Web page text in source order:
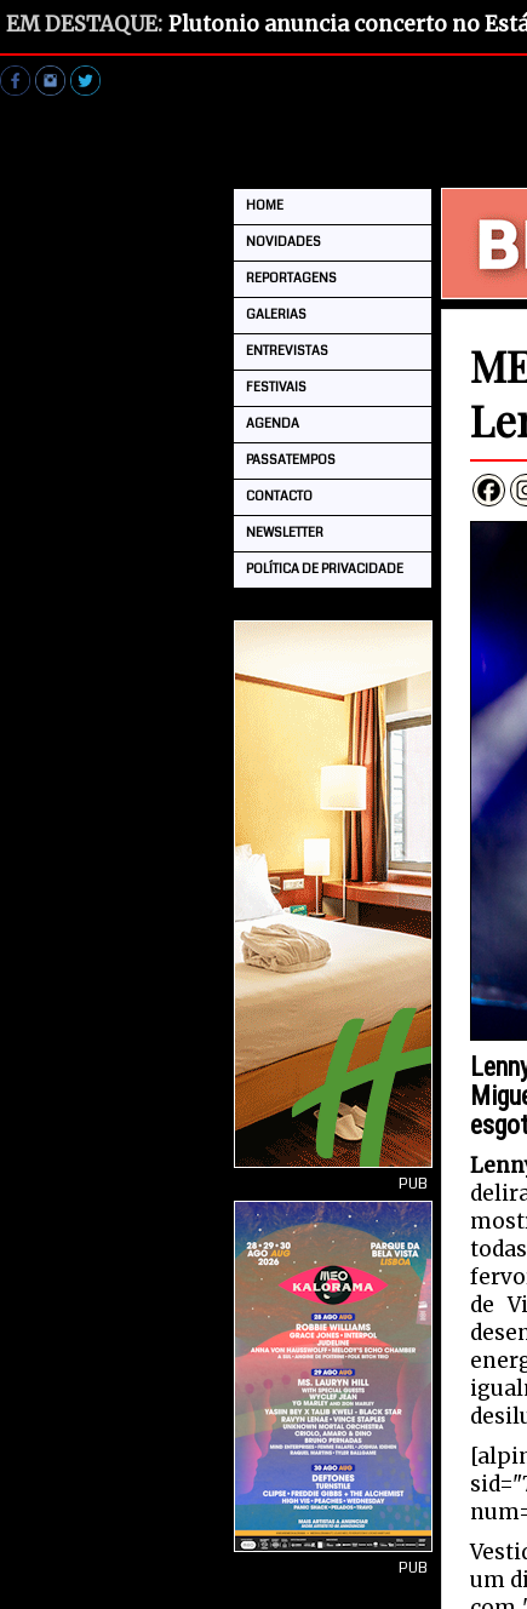
EM DESTAQUE: Plutonio anuncia concerto no
HOME
NOVIDADES
REPORTAGENS
GALERIAS
ENTREVISTAS
FESTIVAIS
AGENDA
PASSATEMPOS
CONTACTO
NEWSLETTER
POLÍTICA DE PRIVACIDADE
PUB
PUB
de
um